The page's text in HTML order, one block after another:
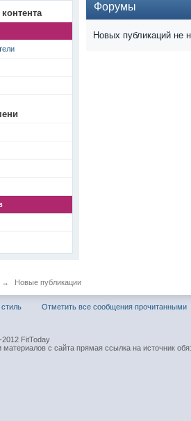
Форумы
Новых публикаций не
→ Новые публикации
Отметить все сообщения прочитанными
FitToday
материалов с сайта прямая ссылка на источник